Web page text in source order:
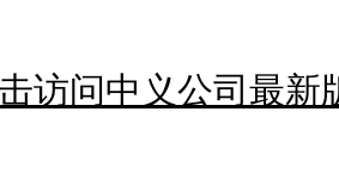
访问中义公司最